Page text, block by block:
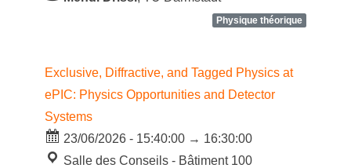
Physique théorique
Exclusive, Diffractive, and Tagged Physics at
ePIC: Physics Opportunities and Detector
Systems
23/06/2026 - 15:40:00 → 16:30:00
Salle des Conseils - Bâtiment 100